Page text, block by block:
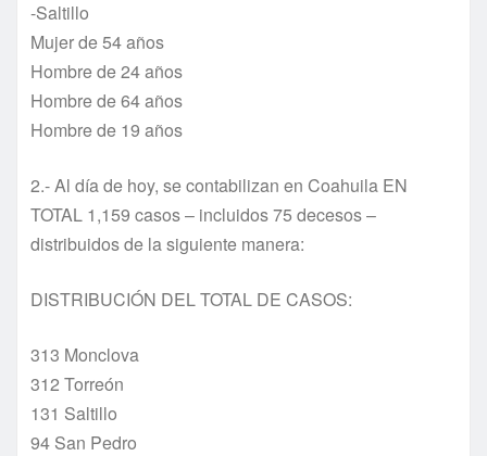
-Saltillo
Mujer de 54 años
Hombre de 24 años
Hombre de 64 años
Hombre de 19 años
2.- Al día de hoy, se contabilizan en Coahuila EN
TOTAL 1,159 casos – incluidos 75 decesos –
distribuidos de la siguiente manera:
DISTRIBUCIÓN DEL TOTAL DE CASOS:
313 Monclova
312 Torreón
131 Saltillo
94 San Pedro